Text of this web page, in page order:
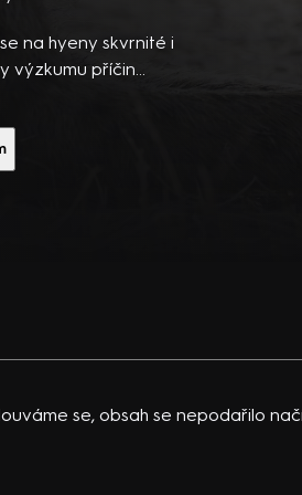
na hyeny skvrnité i
výzkumu příčin
ale autoritou…
se, obsah se nepodařilo